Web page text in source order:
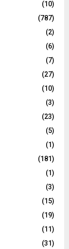
(10)
(787)
(2)
(6)
(7)
(27)
(10)
(3)
(23)
(5)
(1)
(181)
(1)
(3)
(15)
(19)
(11)
(31)